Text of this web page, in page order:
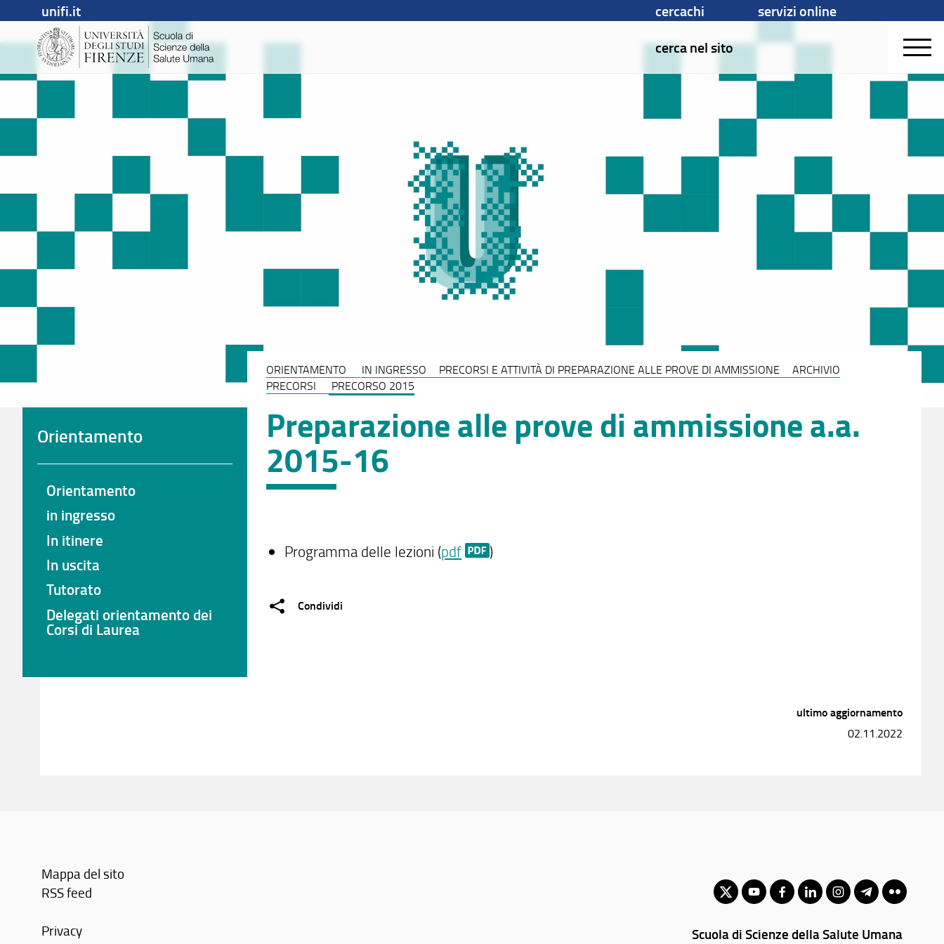
unifi.it cercachi
servizi online
cerca nel sito
ORIENTAMENTO IN INGRESSO PRECORSI E ATTIVITÀ DI PREPARAZIONE ALLE PROVE DI AMMISSIONE
ARCHIVIO
PRECORSI
PRECORSO 2015
Preparazione alle prove di ammissione a.a.
2015-16
Programma delle lezioni (pdf )
Condividi
Orientamento
Orientamento
in ingresso
In itinere
In uscita
Tutorato
Delegati orientamento dei
Corsi di Laurea
ultimo aggiornamento
02.11.2022
Mappa del sito
RSS feed
Privacy
Scuola di Scienze della Salute Umana